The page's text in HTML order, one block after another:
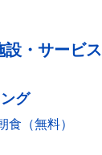
設・サービス
グ
食（無料）